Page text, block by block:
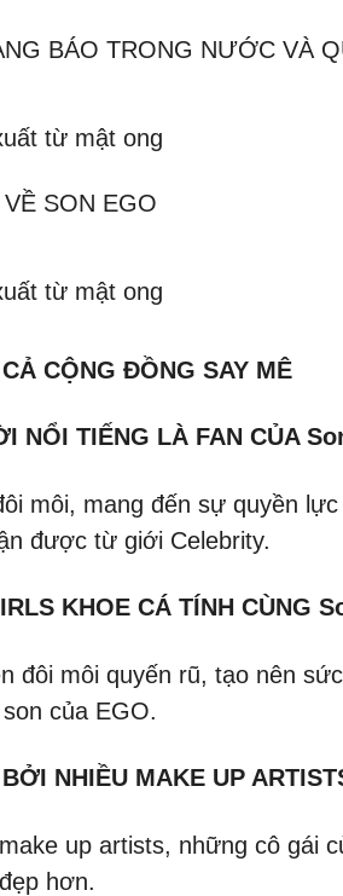
BÁO TRONG NƯỚC VÀ
từ mật ong
SON EGO
từ mật ong
CỘNG ĐỒNG SAY MÊ
NỔI TIẾNG LÀ FAN CỦA
môi, mang đến sự quyền
được từ giới Celebrity.
KHOE CÁ TÍNH CÙNG
đôi môi quyến rũ, tạo nên
của EGO.
NHIỀU MAKE UP
up artists, những cô gái
hơn.